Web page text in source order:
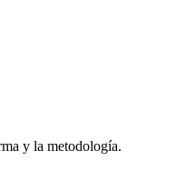
y la metodología.